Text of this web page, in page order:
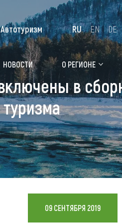
Алтайская
Где
Санатории
Гостиницы,
Коттеджи,
Сельские
Мотели,
НОВОСТИ О РЕГИОНЕ
Автотуризм RU EN DE
в
09 СЕНТЯБРЯ 2019